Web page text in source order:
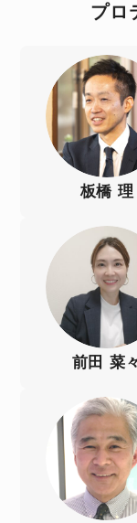
プロ
板橋 理
前田 菜々